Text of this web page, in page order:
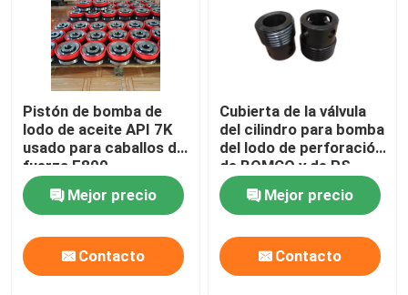
Herramientas de hoyo profundo
Componentes del equipo
Pistón de bomba de
lodo de aceite API 7K
usado para caballos de
fuerza F800
Mejor precio
Contacto
Cubierta de la válvula
del cilindro para bomba
del lodo de perforación
de BOMCO y de RS
F800
Mejor precio
Contacto